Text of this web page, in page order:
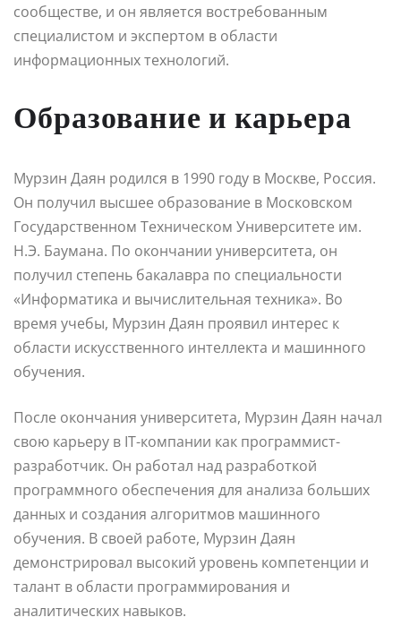
сообществе, и он является востребованным
специалистом и экспертом в области
информационных технологий.
Образование и карьера
Мурзин Даян родился в 1990 году в Москве, Россия.
Он получил высшее образование в Московском
Государственном Техническом Университете им.
Н.Э. Баумана. По окончании университета, он
получил степень бакалавра по специальности
«Информатика и вычислительная техника». Во
время учебы, Мурзин Даян проявил интерес к
области искусственного интеллекта и машинного
обучения.
После окончания университета, Мурзин Даян начал
свою карьеру в IT-компании как программист-
разработчик. Он работал над разработкой
программного обеспечения для анализа больших
данных и создания алгоритмов машинного
обучения. В своей работе, Мурзин Даян
демонстрировал высокий уровень компетенции и
талант в области программирования и
аналитических навыков.